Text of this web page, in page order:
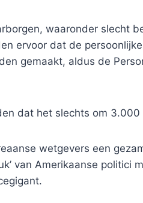
waaronder slecht
ervoor dat de
gemaakt, aldus de
dat het slechts om 3.000
wetgevers een
van Amerikaanse politici